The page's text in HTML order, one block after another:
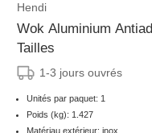
Hendi
Wok Aluminium
Tailles
1-3 jours ouvrés
Unités par paquet: 1
Poids (kg): 1.427
Matériau extérieur: inox